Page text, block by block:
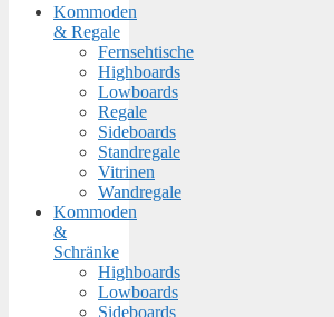
Kommoden
& Regale
Fernsehtische
Highboards
Lowboards
Regale
Sideboards
Standregale
Vitrinen
Wandregale
Kommoden
&
Schränke
Highboards
Lowboards
Sideboards